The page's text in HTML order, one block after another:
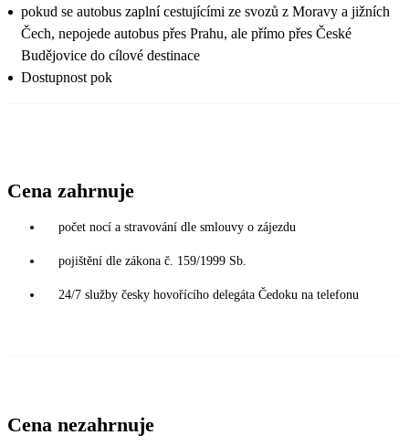
pokud se autobus zaplní cestujícími ze svozů z Moravy a jižních
Čech, nepojede autobus přes Prahu, ale přímo přes České
Budějovice do cílové destinace
Dostupnost pok
Cena zahrnuje
počet nocí a stravování dle smlouvy o zájezdu
pojištění dle zákona č. 159/1999 Sb.
24/7 služby česky hovořícího delegáta Čedoku na telefonu
Cena nezahrnuje